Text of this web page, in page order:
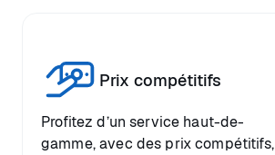
Prix compétitifs
Profitez d’un service haut-de-
gamme, avec des prix compétitifs,